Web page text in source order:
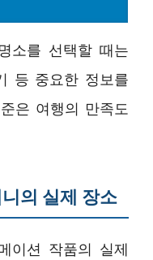
소를 선택할 때는
등 중요한 정보를
은 여행의 만족도
의 실제 장소
이션 작품의 실제